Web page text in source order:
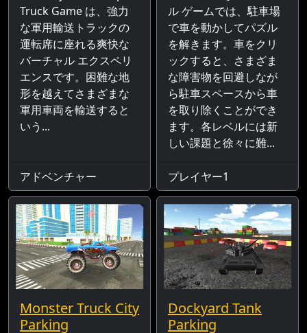
Truck Game は、強力
な軍用輸送トラックの
運転席に座れる爽快な
バーチャル エクスペリ
エンスです。困難な地
形を越えてさまざまな
軍用車両を輸送すると
いう...
アドベンチャー
ル ゲームでは、駐車場
で車を動かしてパズル
を解きます。車をクリ
ックすると、さまざま
な障害物を回避しなが
ら駐車スペースから車
を取り除くことができ
ます。各レベルには新
しい課題と徐々に難...
プレイヤー1
Monster Truck City
Parking
Dockyard Tank
Parking